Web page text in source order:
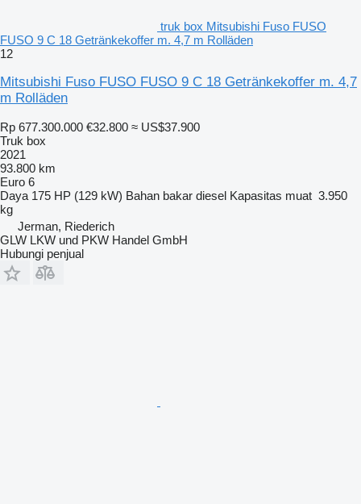
truk box Mitsubishi Fuso FUSO
FUSO 9 C 18 Getränkekoffer m. 4,7 m Rolläden
12
Mitsubishi Fuso FUSO FUSO 9 C 18 Getränkekoffer m. 4,7
m Rolläden
Rp 677.300.000 €32.800 ≈ US$37.900
Truk box
2021
93.800 km
Euro 6
Daya 175 HP (129 kW) Bahan bakar diesel Kapasitas muat 3.950
kg
Jerman, Riederich
GLW LKW und PKW Handel GmbH
Hubungi penjual